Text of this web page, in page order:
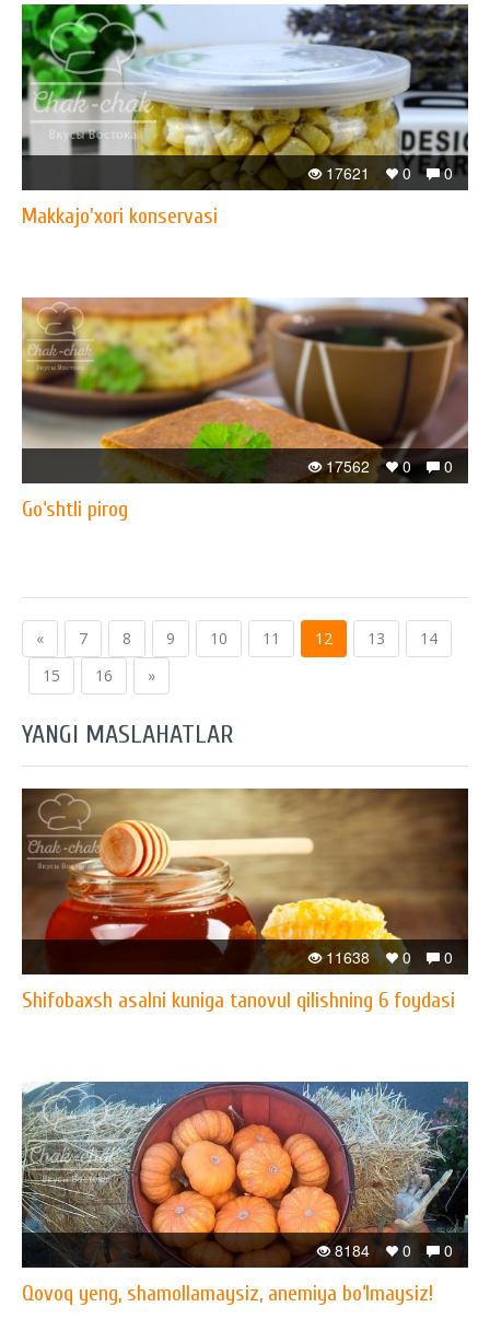
0
0
17621
Makkajo'xori konservasi
0
0
17562
Go‘shtli pirog
« 7 8 9 10 11 12 13
14
15
16 »
YANGI MASLAHATLAR
0
0
11638
Shifobaxsh asalni kuniga tanovul qilishning 6 foydasi
0
0
8184
Qovoq yeng, shamollamaysiz, anemiya bo‘lmaysiz!